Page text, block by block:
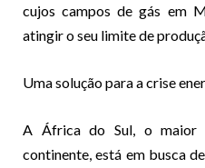
cujos campos de gás em
atingir o seu limite de
Uma solução para a crise
A África do Sul, o maior
continente, está em busca